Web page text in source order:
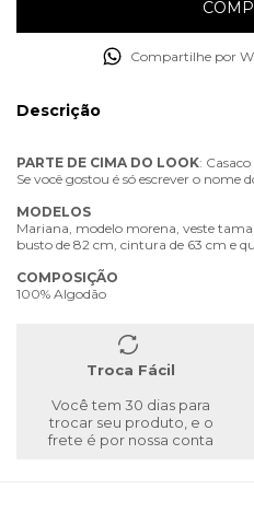
Compartilhe por
Descrição
PARTE DE CIMA DO LOOK:
Se você gostou é só escrever o nome
MODELOS
Mariana, modelo morena, veste
busto de 82 cm, cintura de 63 cm e
COMPOSIÇÃO
100% Algodão
Troca Fácil
Você tem 30 dias para
trocar seu produto, e o
frete é por nossa conta